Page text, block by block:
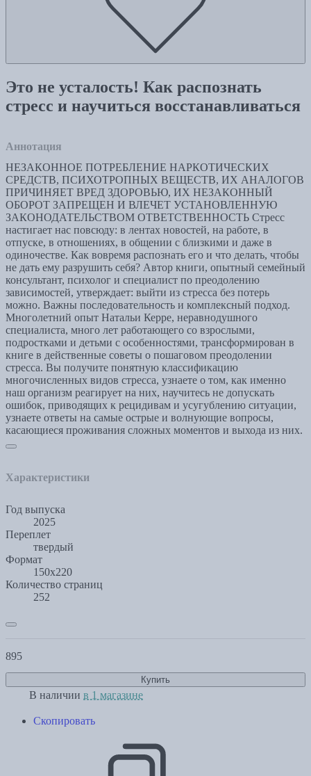
Это не усталость! Как распознать
стресс и научиться восстанавливаться
Аннотация
НЕЗАКОННОЕ ПОТРЕБЛЕНИЕ НАРКОТИЧЕСКИХ
СРЕДСТВ, ПСИХОТРОПНЫХ ВЕЩЕСТВ, ИХ АНАЛОГОВ
ПРИЧИНЯЕТ ВРЕД ЗДОРОВЬЮ, ИХ НЕЗАКОННЫЙ
ОБОРОТ ЗАПРЕЩЕН И ВЛЕЧЕТ УСТАНОВЛЕННУЮ
ЗАКОНОДАТЕЛЬСТВОМ ОТВЕТСТВЕННОСТЬ Стресс
настигает нас повсюду: в лентах новостей, на работе, в
отпуске, в отношениях, в общении с близкими и даже в
одиночестве. Как вовремя распознать его и что делать, чтобы
не дать ему разрушить себя? Автор книги, опытный семейный
консультант, психолог и специалист по преодолению
зависимостей, утверждает: выйти из стресса без потерь
можно. Важны последовательность и комплексный подход.
Многолетний опыт Натальи Керре, неравнодушного
специалиста, много лет работающего со взрослыми,
подростками и детьми с особенностями, трансформирован в
книге в действенные советы о пошаговом преодолении
стресса. Вы получите понятную классификацию
многочисленных видов стресса, узнаете о том, как именно
наш организм реагирует на них, научитесь не допускать
ошибок, приводящих к рецидивам и усугублению ситуации,
узнаете ответы на самые острые и волнующие вопросы,
касающиеся проживания сложных моментов и выхода из них.
Характеристики
Год выпуска
2025
Переплет
твердый
Формат
150х220
Количество страниц
252
895
Купить
В наличии в 1 магазине
Скопировать